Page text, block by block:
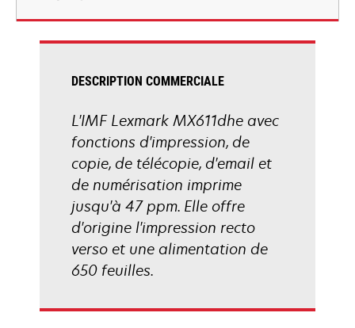
nouvel
onglet
DESCRIPTION COMMERCIALE
L'IMF Lexmark MX611dhe avec
fonctions d'impression, de
copie, de télécopie, d'email et
de numérisation imprime
jusqu'à 47 ppm. Elle offre
d'origine l'impression recto
verso et une alimentation de
650 feuilles.